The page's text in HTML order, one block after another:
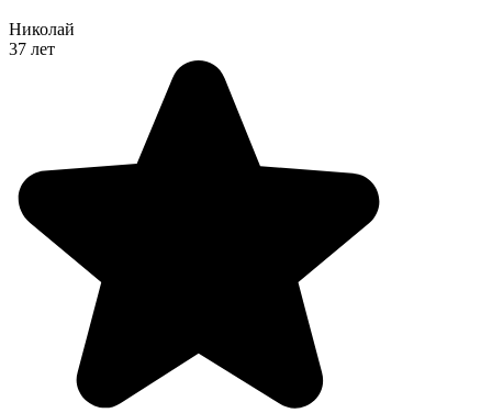
Николай
37 лет